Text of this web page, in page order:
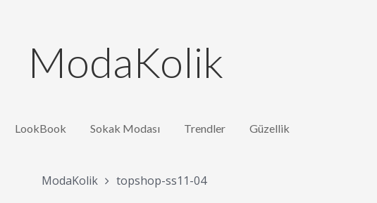
ModaKolik
LookBook Sokak Modası Trendler Güzellik
ModaKolik topshop-ss11-04